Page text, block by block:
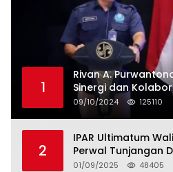
1
Rivan A.
Sinergi dan
Serikat Pekerja Jasa
09/10/2024 125110
2
IPAR Ultimatum
Perwal Tunjangan
5 Hari atau Hadapi
01/09/2025 48405